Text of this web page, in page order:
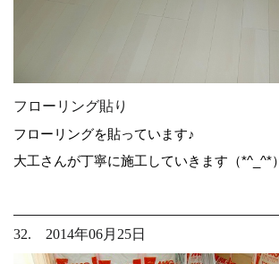
フローリング貼り
フローリングを貼っています♪
大工さんが丁寧に施工していきます（*^_^*）
32. 2014年06月25日